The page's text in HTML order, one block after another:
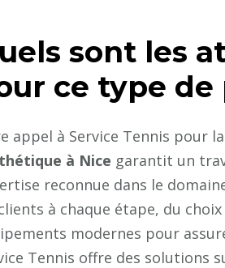
sont les
ce type de
appel à Service Tennis pour la
à Nice garantit un
reconnue dans le
à chaque étape, du
modernes pour
Tennis offre des solutions